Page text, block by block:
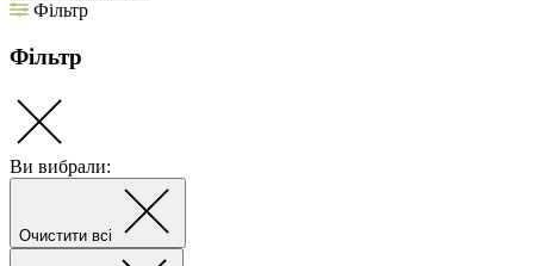
Фільтр
Фільтр
Ви вибрали:
Очистити всі